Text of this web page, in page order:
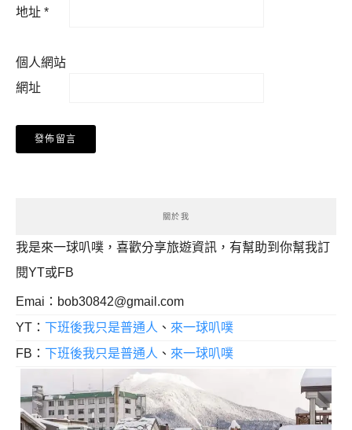
地址 *
個人網站
網址
關於我
我是來一球叭噗，喜歡分享旅遊資訊，有幫助到你幫我訂
閱YT或FB
Emai： bob30842@gmail.com
YT： 下班後我只是普通人 、 來一球叭噗
FB： 下班後我只是普通人 、 來一球叭噗